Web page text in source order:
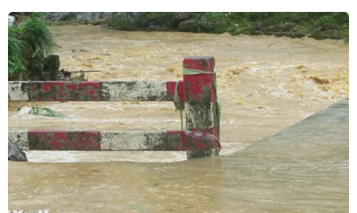
Anne Hathaway, Jessica Chastain và Amanda